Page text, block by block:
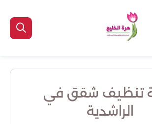
تنظيف شقق في
الراشدية